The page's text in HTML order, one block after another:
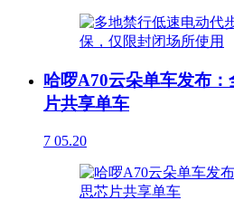
哈啰A70云朵单车发布
片共享单车
7 05.20